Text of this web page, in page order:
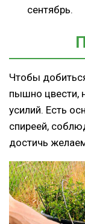
сентябрь.
Чтобы
пышно цвести,
усилий. Есть
спиреей,
достичь